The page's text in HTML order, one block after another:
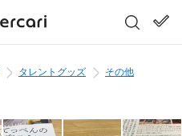
タレントグッズ その他